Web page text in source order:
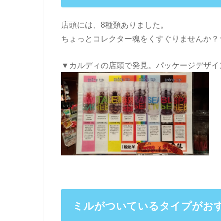
店頭には、8種類ありました。
ちょっとコレクター魂をくすぐりませんか？
▼カルディの店頭で発見。パッケージデザ
ミルがついているタイプがお